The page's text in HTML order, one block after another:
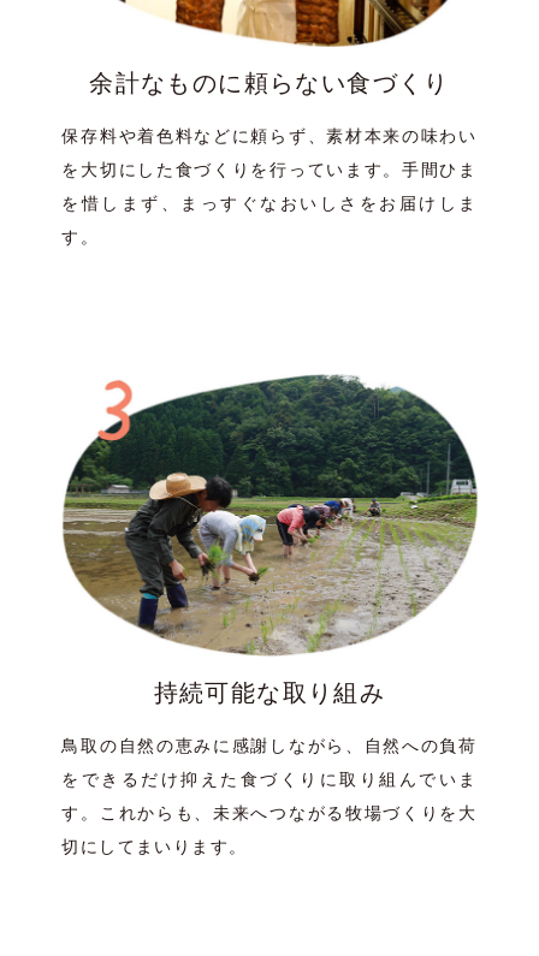
余計なものに頼らない食づくり
保存料や着色料などに頼らず、素材本来の味わい
を大切にした食づくりを行っています。手間ひま
を惜しまず、まっすぐなおいしさをお届けしま
す。
持続可能な取り組み
鳥取の自然の恵みに感謝しながら、自然への負荷
をできるだけ抑えた食づくりに取り組んでいま
す。これからも、未来へつながる牧場づくりを大
切にしてまいります。